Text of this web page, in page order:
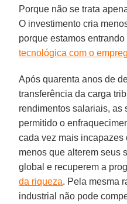
Porque não se trata
O investimento cria
porque estamos
tecnológica com o
Após quarenta anos de
transferência da carga
rendimentos salariais, as
permitido o
cada vez mais incapazes
menos que alterem seus
global e recuperem a
da riqueza. Pela mesma
industrial não pode